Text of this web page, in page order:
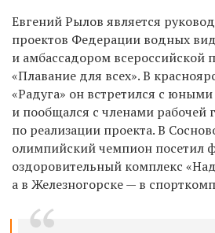
Евгений Рылов является
проектов Федерации водных
и амбассадором всероссийской
«Плавание для всех». В
«Радуга» он встретился с
и пообщался с членами рабочей
по реализации проекта. В
олимпийский чемпион посетил
оздоровительный комплекс
а в Железногорске — в